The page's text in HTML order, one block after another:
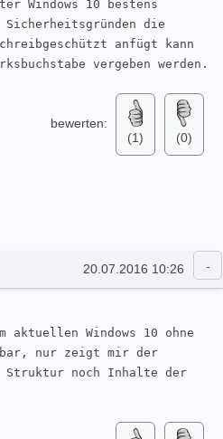
Windows 10 bestens
Sicherheitsgründen die
anfügt kann
vergeben werden.
bewerten:
(1)
(0)
20.07.2016 10:26
Windows 10 ohne
nur zeigt mir der
Struktur noch Inhalte der